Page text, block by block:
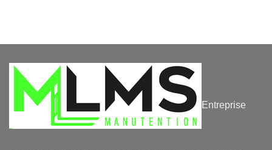
Entreprise